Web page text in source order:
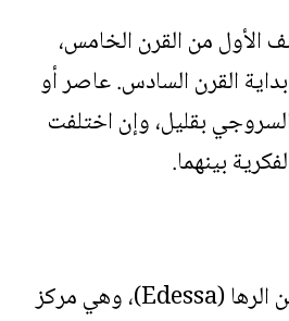
الأول من القرن الخامس،
القرن السادس. عاصر أو
بقليل، وإن اختلفت
بينهما.
وُلد في قرية قريبة من الرها (Edessa)، وهي مركز